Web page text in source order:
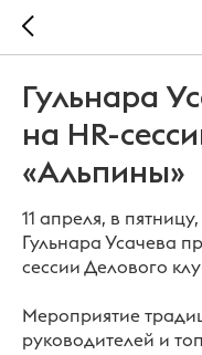
Гульнара
на HR-
«Альпины»
11 апреля, в
Гульнара Усачева
сессии Делового
Мероприятие
руководителей и